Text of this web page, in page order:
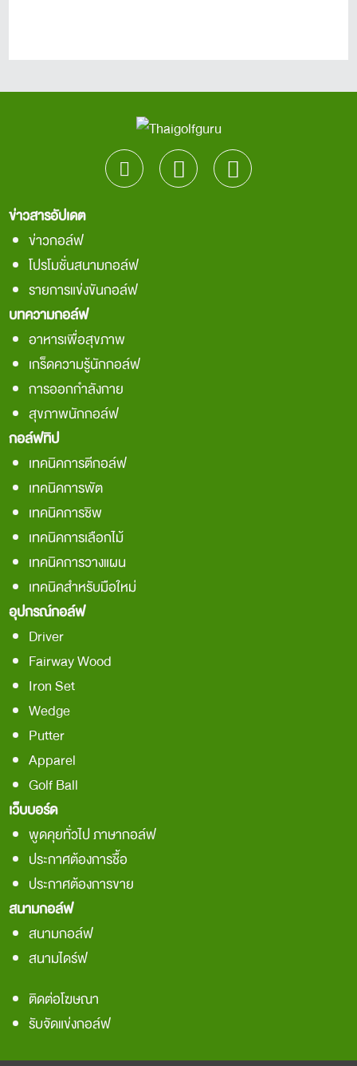
ข่าวสารอัปเดต
ข่าวกอล์ฟ
โปรโมชั่นสนามกอล์ฟ
รายการแข่งขันกอล์ฟ
บทความกอล์ฟ
อาหารเพื่อสุขภาพ
เกร็ดความรู้นักกอล์ฟ
การออกกำลังกาย
สุขภาพนักกอล์ฟ
กอล์ฟทิป
เทคนิคการตีกอล์ฟ
เทคนิคการพัต
เทคนิคการชิพ
เทคนิคการเลือกไม้
เทคนิคการวางแผน
เทคนิคสำหรับมือใหม่
อุปกรณ์กอล์ฟ
Driver
Fairway Wood
Iron Set
Wedge
Putter
Apparel
Golf Ball
เว็บบอร์ด
พูดคุยทั่วไป ภาษากอล์ฟ
ประกาศต้องการชื้อ
ประกาศต้องการขาย
สนามกอล์ฟ
สนามกอล์ฟ
สนามไดร์ฟ
ติดต่อโฆษณา
รับจัดแข่งกอล์ฟ